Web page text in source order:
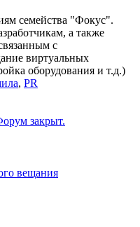
семейства "Фокус".
а также
с
виртуальных
оборудования и т.д.)
, PR
закрыт.
вещания